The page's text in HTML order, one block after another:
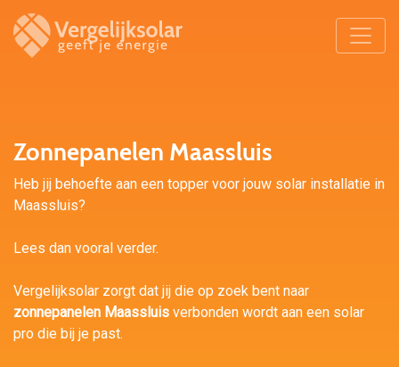
Zonnepanelen Maassluis
Heb jij behoefte aan een topper voor jouw solar installatie in
Maassluis?
Lees dan vooral verder.
Vergelijksolar zorgt dat jij die op zoek bent naar
zonnepanelen Maassluis verbonden wordt aan een solar
pro die bij je past.